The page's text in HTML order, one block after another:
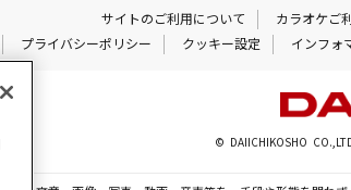
サイトのご利用について カラオケご
プライバシーポリシー クッキー設定 インフォ
© DAIICHIKOSHO